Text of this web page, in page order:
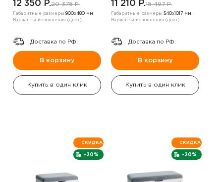
12 350 P.20 378 P.
Габаритные размеры:900х480 мм
Варианты исполнения (цвет):
Доставка по РФ.
В корзину
Купить в один клик
11 210 P.18 497 P.
Габаритные размеры:540х1017 мм
Варианты исполнения (цвет):
Доставка по РФ.
В корзину
Купить в один клик
-20%
СКИДКА
-20%
СКИДКА